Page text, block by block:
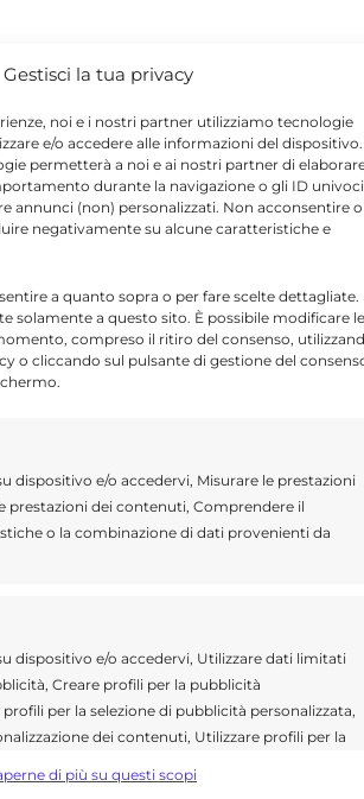
Gestisci la tua privacy
noi e i nostri partner utilizziamo tecnologie
e/o accedere alle informazioni del
permetterà a noi e ai nostri partner di
durante la navigazione o gli ID univoci
annunci (non) personalizzati. Non acconsentire o
negativamente su alcune caratteristiche e
a quanto sopra o per fare scelte dettagliate.
solamente a questo sito. È possibile modificare le
compreso il ritiro del consenso,
o cliccando sul pulsante di gestione del
dispositivo e/o accedervi, Misurare le prestazioni
prestazioni dei contenuti, Comprendere il
o la combinazione di dati provenienti da
dispositivo e/o accedervi, Utilizzare dati limitati
Creare profili per la pubblicità
per la selezione di pubblicità personalizzata,
dei contenuti, Utilizzare profili per la
la selezione dei contenuti.
di più su questi scopi
scadenze
Il cedolino INPS
secondo la regola
variazioni dell’importo
locali, conguagli
possibili le trattenute
complessivi inferiori a
2026 sono giovedì 18 e
o ha aggiornato
settimana del mese